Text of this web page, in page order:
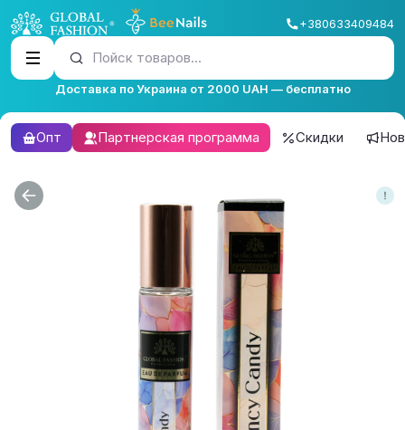
+380633409484
Пойск товаров...
Доставка по Украина от 2000 UAH — бесплатно
Опт Партнерская программа Скидки